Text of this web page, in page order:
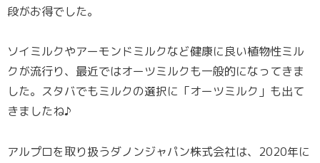
段がお得でした。
ソイミルクやアーモンドミルクなど健康に良い植物性ミル
クが流行り、最近ではオーツミルクも一般的になってきま
した。スタバでもミルクの選択に「オーツミルク」も出て
きましたね♪
アルプロを取り扱うダノンジャパン株式会社は、2020年に